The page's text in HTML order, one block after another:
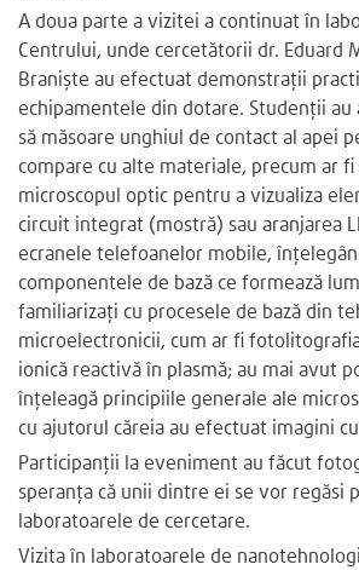
A doua parte a vizitei a continuat în
Centrului, unde cercetătorii dr. Eduard
Braniște au efectuat demonstrații
echipamentele din dotare. Studenții
să măsoare unghiul de contact al apei
compare cu alte materiale, precum ar
microscopul optic pentru a vizualiza
circuit integrat (mostră) sau aranjarea
ecranele telefoanelor mobile,
componentele de bază ce formează
familiarizați cu procesele de bază din
microelectronicii, cum ar fi
ionică reactivă în plasmă; au mai avut
înțeleagă principiile generale ale
cu ajutorul căreia au efectuat imagini
Participanții la eveniment au făcut
speranța că unii dintre ei se vor regăsi
laboratoarele de cercetare.
Vizita în laboratoarele de